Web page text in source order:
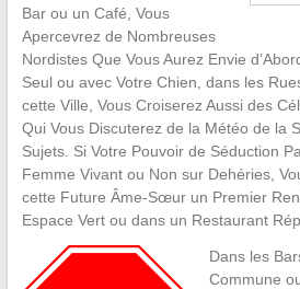
Bar ou un Café, Vous
Apercevrez de Nombreuses
Nordistes Que Vous Aurez Envie
Seul ou avec Votre Chien, dans les
cette Ville, Vous Croiserez Aussi des
Qui Vous Discuterez de la Météo de la
Sujets. Si Votre Pouvoir de Séduction
Femme Vivant ou Non sur Dehéries,
cette Future Âme-Sœur un Premier
Espace Vert ou dans un Restaurant
Dans les
Commune